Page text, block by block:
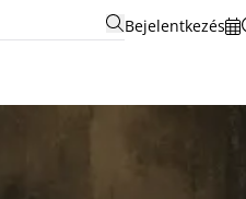
Bejelentkezés